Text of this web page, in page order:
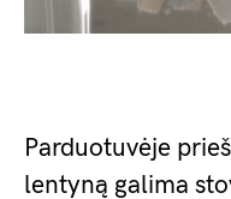
Parduotuvėje
lentyną galima